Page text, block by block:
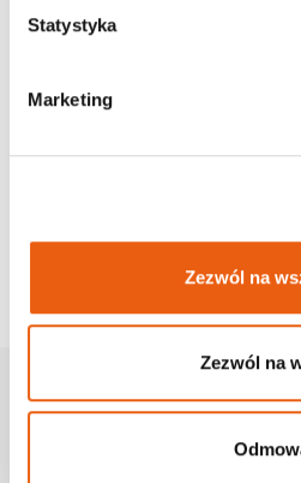
Statystyka
Marketing
Zezwól na
Zezwól na
Zapisz Się Na